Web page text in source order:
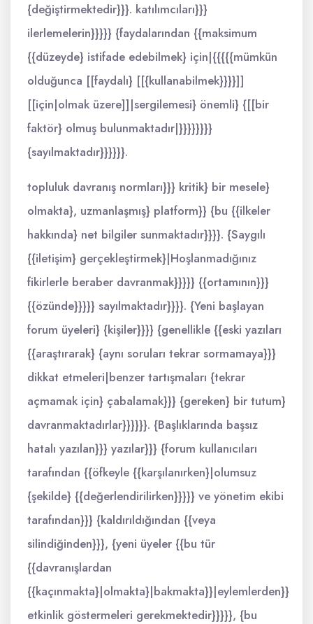
{değiştirmektedir}}}. katılımcıları}}}
ilerlemelerin}}}}} {faydalarından {{maksimum
{{düzeyde} istifade edebilmek} için|{{{{{mümkün
olduğunca [[faydalı} [[{kullanabilmek}}}}]]
[[için|olmak üzere]]|sergilemesi} önemli} {[[bir
faktör} olmuş bulunmaktadır|}}}}}}}}
{sayılmaktadır}}}}}}.
topluluk davranış normları}}} kritik} bir mesele}
olmakta}, uzmanlaşmış} platform}} {bu {{ilkeler
hakkında} net bilgiler sunmaktadır}}}}. {Saygılı
{{iletişim} gerçekleştirmek}|Hoşlanmadığınız
fikirlerle beraber davranmak}}}}} {{ortamının}}}
{{özünde}}}}} sayılmaktadır}}}}. {Yeni başlayan
forum üyeleri} {kişiler}}}} {genellikle {{eski yazıları
{{araştırarak} {aynı soruları tekrar sormamaya}}}
dikkat etmeleri|benzer tartışmaları {tekrar
açmamak için} çabalamak}}} {gereken} bir tutum}
davranmaktadırlar}}}}}}. {Başlıklarında başsız
hatalı yazılan}}} yazılar}}} {forum kullanıcıları
tarafından {{öfkeyle {{karşılanırken}|olumsuz
{şekilde} {{değerlendirilirken}}}}} ve yönetim ekibi
tarafından}}} {kaldırıldığından {{veya
silindiğinden}}}, {yeni üyeler {{bu tür
{{davranışlardan
{{kaçınmakta}|olmakta}|bakmakta}}|eylemlerden}}
etkinlik göstermeleri gerekmektedir}}}}}, {bu